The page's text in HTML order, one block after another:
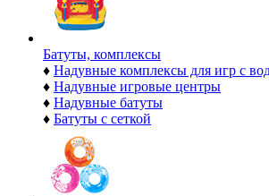
Батуты, комплексы
♦ Надувные комплексы для игр с
♦ Надувные игровые центры
♦ Надувные батуты
♦ Батуты с сеткой